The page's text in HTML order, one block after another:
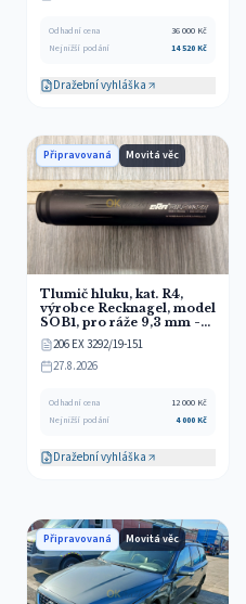
Odhadní cena 36 000 Kč
Nejnižší podání
14 520Kč
Dražební vyhláška
Připravovaná Movitá věc
Tlumič hluku, kat. R4,
výrobce Recknagel, model
SOB1, pro ráže 9,3 mm -
dražitel musí splňovat
zákonné podmínky pro
nabývání a držení zbraně!
206 EX 3292/19-151
27.8.2026
Odhadní cena 12 000 Kč
Nejnižší podání
4 000Kč
Dražební vyhláška
Připravovaná Movitá věc